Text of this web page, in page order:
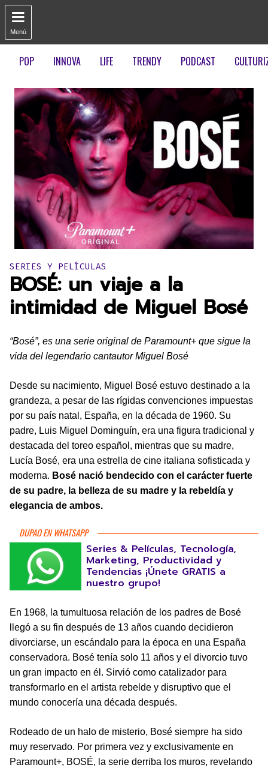

Menú
POP INNOVA LIFE TRENDY PODCAST
Publicado en:
SERIES Y PELÍCULAS
BOSÉ: un viaje a la
intimidad de Miguel Bosé
“Bosé”, es una serie original de Paramount+ que sigue la
vida del legendario cantautor Miguel Bosé
Desde su nacimiento, Miguel Bosé estuvo destinado a la
grandeza, a pesar de las rígidas convenciones impuestas
por su país natal, España, en la década de 1960. Su
padre, Luis Miguel Dominguín, era una figura tradicional y
destacada del toreo español, mientras que su madre,
Lucía Bosé, era una estrella de cine italiana sofisticada y
moderna. Bosé nació bendecido con el carácter fuerte
de su padre, la belleza de su madre y la rebeldía y
elegancia de ambos.
DUPAO EN WHATSAPP
Series & Películas, Tecnología,
Marketing, Productividad y
Tendencias ¡Únete GRATIS a
nuestro grupo!
En 1968, la tumultuosa relación de los padres de Bosé
llegó a su fin después de 13 años cuando decidieron
divorciarse, un escándalo para la época en una España
conservadora. Bosé tenía solo 11 años y el divorcio tuvo
un gran impacto en él. Sirvió como catalizador para
transformarlo en el artista rebelde y disruptivo que el
mundo conocería una década después.
Rodeado de un halo de misterio, Bosé siempre ha sido
muy reservado. Por primera vez y exclusivamente en
Paramount+, BOSÉ, la serie derriba los muros, revelando